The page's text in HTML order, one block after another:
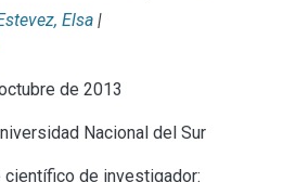
Elsa |
de 2013
Nacional del Sur
científico de investigador: